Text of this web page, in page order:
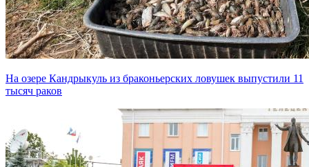
На озере Кандрыкуль из браконьерских ловушек выпустили 11
тысяч раков